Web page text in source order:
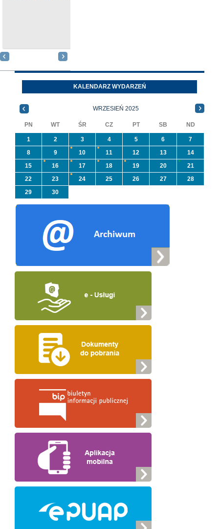
azbest w ramach
programu
priorytetowego
NFOŚiGW pn.
Oleszycach przy
Orzeszkowej.
informacji ...
KALENDARZ WYDARZEŃ
WRZESIEŃ 2025
PN WT ŚR CZ PT SB ND
1 2 3 4 5 6
7
8
9 10 11 12 13
14
15
16 17 18 19 20
21
22
23 24 25 26 27
28
29
30